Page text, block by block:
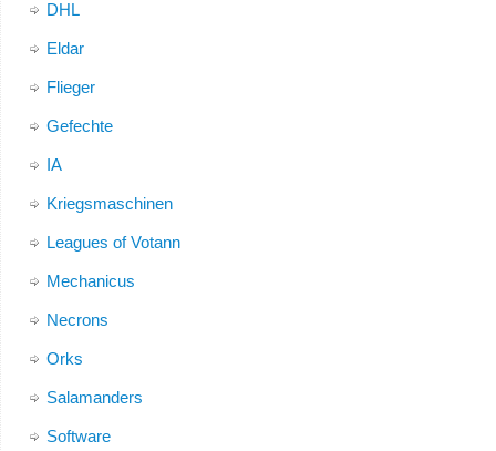
DHL
Eldar
Flieger
Gefechte
IA
Kriegsmaschinen
Leagues of Votann
Mechanicus
Necrons
Orks
Salamanders
Software